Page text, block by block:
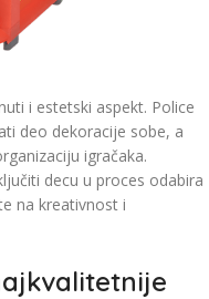
i estetski aspekt. Police
deo dekoracije sobe, a
igračaka.
decu u proces odabira
na kreativnost i